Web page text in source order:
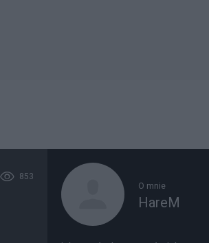
853
O mnie
HareM